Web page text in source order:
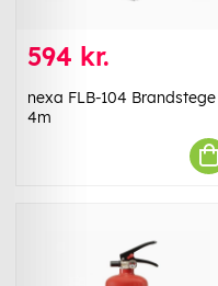
594 kr.
nexa FLB-104 Brandstege
4m